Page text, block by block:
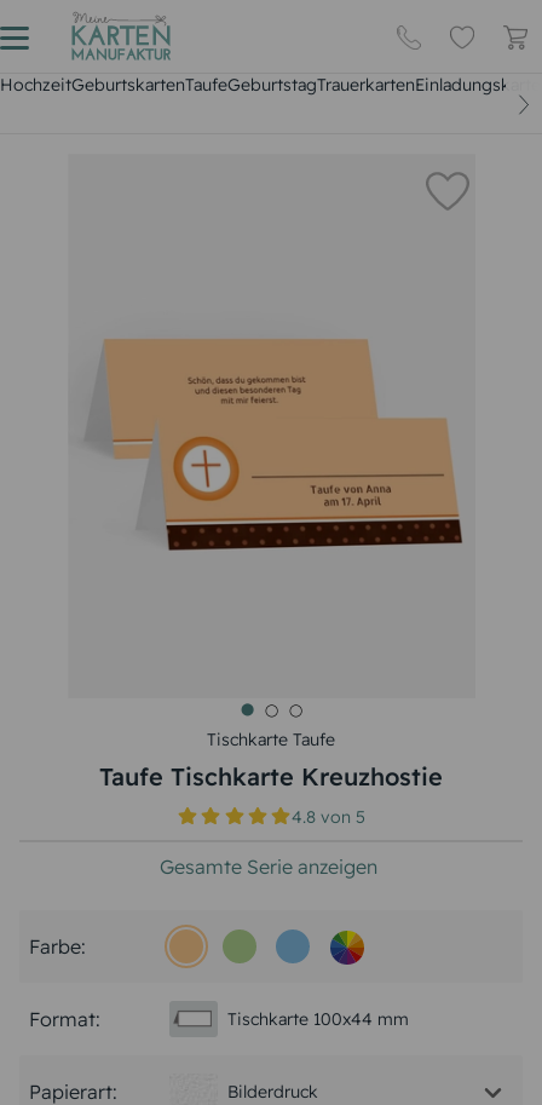
HochzeitGeburtskartenTaufeGeburtstagTrauerkarten
Tischkarte Taufe
Taufe Tischkarte Kreuzhostie
4.8 von5
Gesamte Serie anzeigen
Farbe:
Format: Tischkarte 100x44 mm
Papierart: Bilderdruck